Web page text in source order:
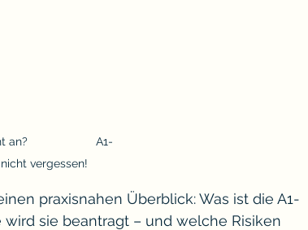
an?                     A1-
vergessen!
praxisnahen Überblick: Was ist die A1-
sie beantragt – und welche Risiken